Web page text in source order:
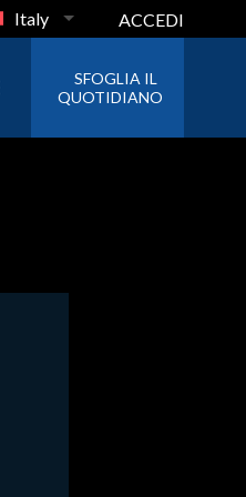
Italy ACCEDI
SFOGLIA IL
QUOTIDIANO